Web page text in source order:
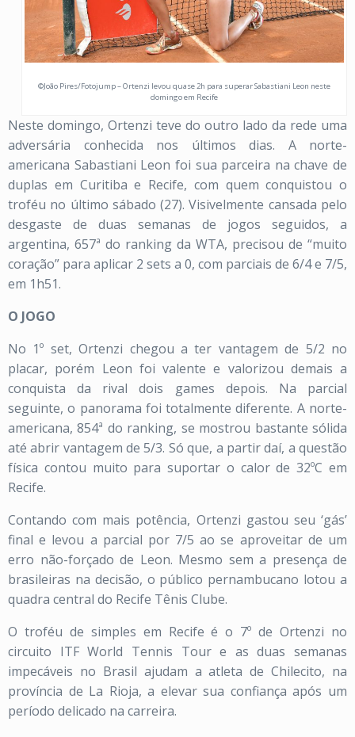
©João Pires/Fotojump – Ortenzi levou quase 2h para superar Sabastiani Leon neste
domingo em Recife
Neste domingo, Ortenzi teve do outro lado da rede uma
adversária conhecida nos últimos dias. A norte-
americana Sabastiani Leon foi sua parceira na chave de
duplas em Curitiba e Recife, com quem conquistou o
troféu no último sábado (27). Visivelmente cansada pelo
desgaste de duas semanas de jogos seguidos, a
argentina, 657ª do ranking da WTA, precisou de “muito
coração” para aplicar 2 sets a 0, com parciais de 6/4 e 7/5,
em 1h51.
O JOGO
No 1º set, Ortenzi chegou a ter vantagem de 5/2 no
placar, porém Leon foi valente e valorizou demais a
conquista da rival dois games depois. Na parcial
seguinte, o panorama foi totalmente diferente. A norte-
americana, 854ª do ranking, se mostrou bastante sólida
até abrir vantagem de 5/3. Só que, a partir daí, a questão
física contou muito para suportar o calor de 32ºC em
Recife.
Contando com mais potência, Ortenzi gastou seu ‘gás’
final e levou a parcial por 7/5 ao se aproveitar de um
erro não-forçado de Leon. Mesmo sem a presença de
brasileiras na decisão, o público pernambucano lotou a
quadra central do Recife Tênis Clube.
O troféu de simples em Recife é o 7º de Ortenzi no
circuito ITF World Tennis Tour e as duas semanas
impecáveis no Brasil ajudam a atleta de Chilecito, na
província de La Rioja, a elevar sua confiança após um
período delicado na carreira.